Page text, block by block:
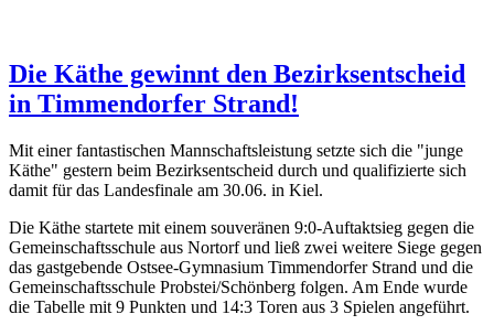
Die Käthe gewinnt den Bezirksentscheid
in Timmendorfer Strand!
Mit einer fantastischen Mannschaftsleistung setzte sich die "junge
Käthe" gestern beim Bezirksentscheid durch und qualifizierte sich
damit für das Landesfinale am 30.06. in Kiel.
Die Käthe startete mit einem souveränen 9:0-Auftaktsieg gegen die
Gemeinschaftsschule aus Nortorf und ließ zwei weitere Siege gegen
das gastgebende Ostsee-Gymnasium Timmendorfer Strand und die
Gemeinschaftsschule Probstei/Schönberg folgen. Am Ende wurde
die Tabelle mit 9 Punkten und 14:3 Toren aus 3 Spielen angeführt.